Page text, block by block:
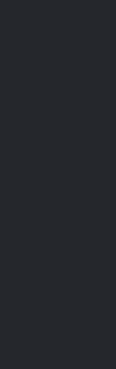
e Paolo